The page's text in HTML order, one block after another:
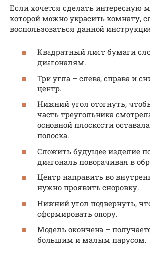
Если хочется сделать интересную
которой можно украсить комнату,
воспользоваться данной
Квадратный лист бумаги
диагоналям.
Три угла – слева, справа и
центр.
Нижний угол отогнуть,
часть треугольника
основной плоскости
полоска.
Сложить будущее изделие
диагональ поворачивая в
Центр направить во
нужно проявить сноровку.
Нижний угол подвернуть,
сформировать опору.
Модель окончена –
большим и малым парусом.